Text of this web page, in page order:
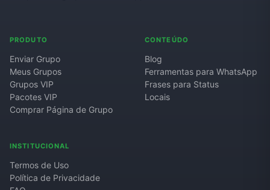
PRODUTO
Enviar Grupo
Meus Grupos
Grupos VIP
Pacotes VIP
Comprar Página de Grupo
CONTEÚDO
Blog
Ferramentas para WhatsApp
Frases para Status
Locais
INSTITUCIONAL
Termos de Uso
Política de Privacidade